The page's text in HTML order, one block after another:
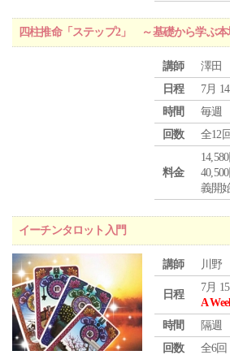
四柱推命「ステップ2」 ～基礎から学ぶ
講師
澤田
日程
7月
時間
毎週
回数
全12
料金
義開
イーチンタロット入門
講師 川野
日程
7月
A
時間
隔週
回数
全6回